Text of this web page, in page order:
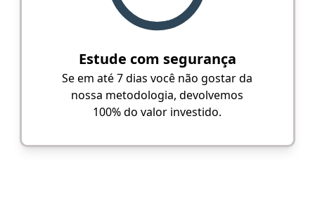
Estude com segurança
Se em até 7 dias você não gostar da
nossa metodologia, devolvemos
100% do valor investido.